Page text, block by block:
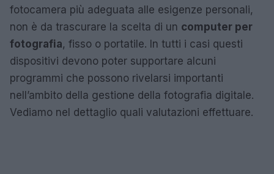
fotocamera più adeguata alle esigenze personali,
non è da trascurare la scelta di un computer per
fotografia, fisso o portatile. In tutti i casi questi
dispositivi devono poter supportare alcuni
programmi che possono rivelarsi importanti
nell’ambito della gestione della fotografia digitale.
Vediamo nel dettaglio quali valutazioni effettuare.